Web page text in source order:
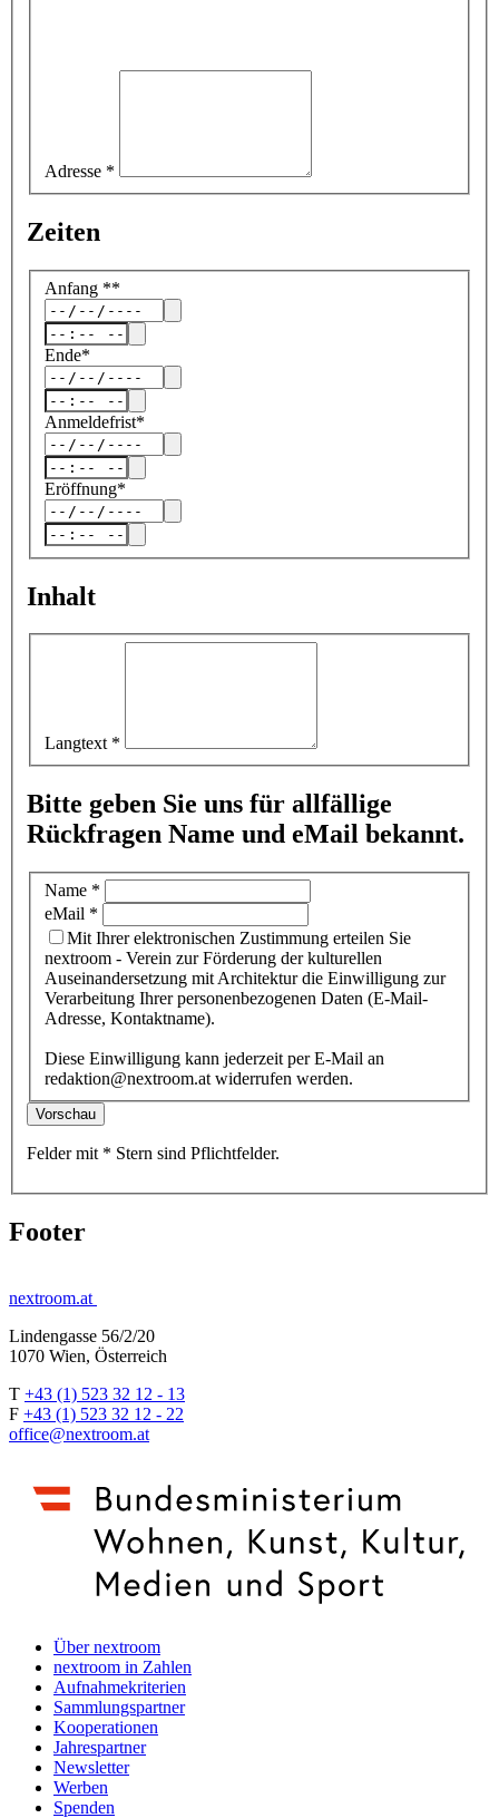
Adresse *
Zeiten
Anfang **
Ende*
Anmeldefrist*
Eröffnung*
Inhalt
Langtext *
Bitte geben Sie uns für allfällige
Rückfragen Name und eMail bekannt.
Name *
eMail *
Mit Ihrer elektronischen Zustimmung erteilen Sie
nextroom - Verein zur Förderung der kulturellen
Auseinandersetzung mit Architektur die Einwilligung zur
Verarbeitung Ihrer personenbezogenen Daten (E-Mail-
Adresse, Kontaktname).
Diese Einwilligung kann jederzeit per E-Mail an
redaktion@nextroom.at widerrufen werden.
Vorschau
Felder mit * Stern sind Pflichtfelder.
Footer
nextroom.at
Lindengasse 56/2/20
1070 Wien, Österreich
T +43 (1) 523 32 12 - 13
F +43 (1) 523 32 12 - 22
office@nextroom.at
Über nextroom
nextroom in Zahlen
Aufnahmekriterien
Sammlungspartner
Kooperationen
Jahrespartner
Newsletter
Werben
Spenden